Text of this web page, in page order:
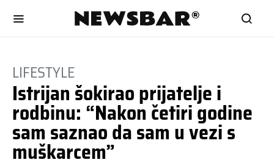
LIFESTYLE
Istrijan šokirao prijatelje i
rodbinu: “Nakon četiri godine
sam saznao da sam u vezi s
muškarcem”